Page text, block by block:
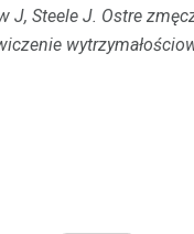
J, Steele J. Ostre